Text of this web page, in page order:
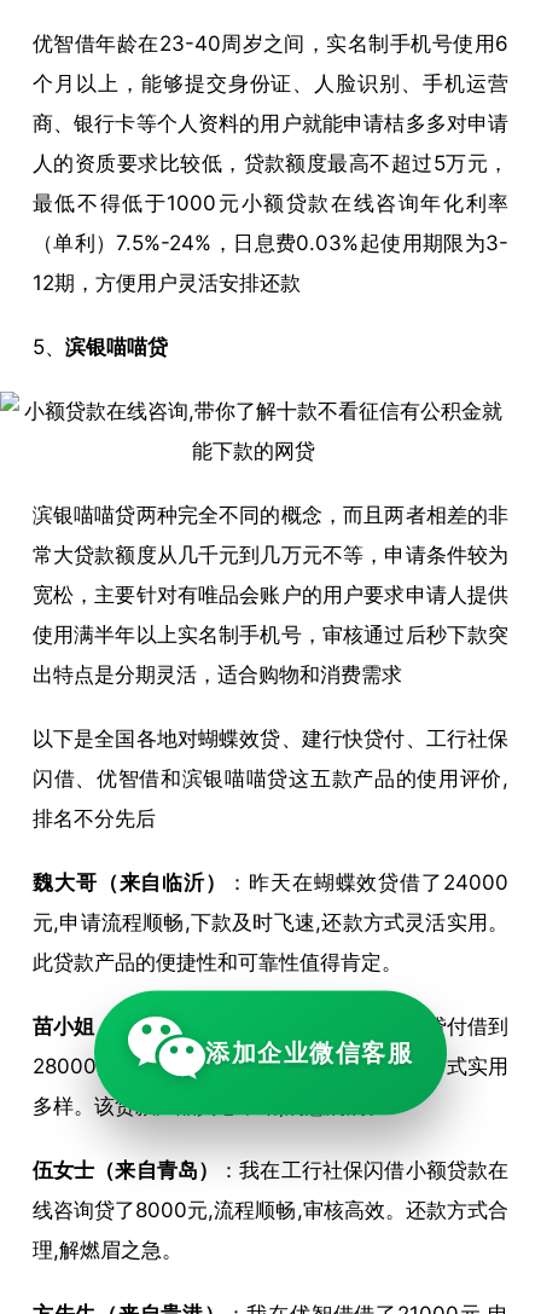
优智借年龄在23-40周岁之间，实名制手机号使用6
个月以上，能够提交身份证、人脸识别、手机运营
商、银行卡等个人资料的用户就能申请桔多多对申请
人的资质要求比较低，贷款额度最高不超过5万元，
最低不得低于1000元小额贷款在线咨询年化利率
（单利）7.5%-24%，日息费0.03%起使用期限为3-
12期，方便用户灵活安排还款
5、 滨银喵喵贷
滨银喵喵贷两种完全不同的概念，而且两者相差的非
常大贷款额度从几千元到几万元不等，申请条件较为
宽松，主要针对有唯品会账户的用户要求申请人提供
使用满半年以上实名制手机号，审核通过后秒下款突
出特点是分期灵活，适合购物和消费需求
以下是全国各地对蝴蝶效贷、建行快贷付、工行社保
闪借、优智借和滨银喵喵贷这五款产品的使用评价,
排名不分先后
魏大哥（来自临沂）
：昨天在蝴蝶效贷借了24000
元,申请流程顺畅,下款及时飞速,还款方式灵活实用。
此贷款产品的便捷性和可靠性值得肯定。
苗小姐（来自乌兰察布）
：我昨晚在建行快贷付借到
28000元,申请便捷顺畅,下款速度惊人,还款方式实用
多样。该贷款产品真心不错,满意满满。
伍女士（来自青岛）
：我在工行社保闪借小额贷款在
线咨询贷了8000元,流程顺畅,审核高效。还款方式合
理,解燃眉之急。
添加企业微信客服